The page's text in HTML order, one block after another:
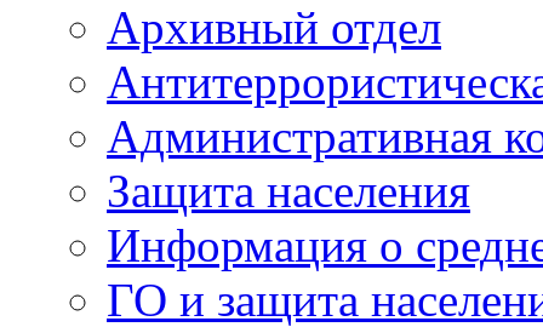
Архивный отдел
Административная
Защита населения
Информация о
ГО и защита